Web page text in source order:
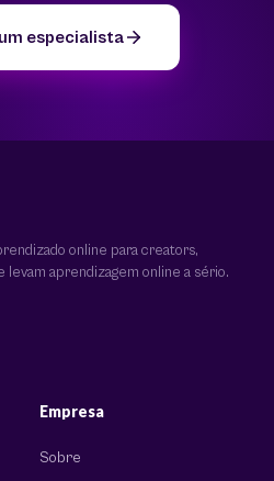
especialista
online para creators,
aprendizagem online a sério.
Empresa
Sobre